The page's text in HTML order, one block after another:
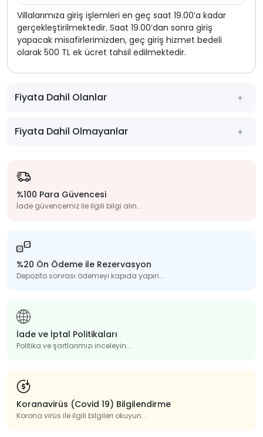
Villalarımıza giriş işlemleri en geç saat 19.00’a kadar
gerçekleştirilmektedir. Saat 19.00’dan sonra giriş
yapacak misafirlerimizden, geç giriş hizmet bedeli
olarak 500 TL ek ücret tahsil edilmektedir.
Fiyata Dahil Olanlar
Fiyata Dahil Olmayanlar
%100 Para Güvencesi
İade güvencemiz ile ilgili bilgi alın...
%20 Ön Ödeme ile Rezervasyon
Depozito sonrası ödemeyi kapıda yapın...
İade ve İptal Politikaları
Politika ve şartlarımızı inceleyin...
Koranavirüs (Covid 19) Bilgilendirme
Korona virüs ile ilgili bilgileri okuyun...